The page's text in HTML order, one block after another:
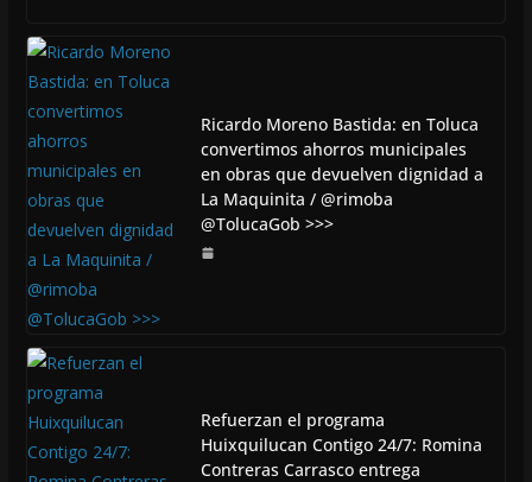
Ricardo Moreno Bastida: en Toluca
convertimos ahorros municipales
en obras que devuelven dignidad a
La Maquinita / @rimoba
@TolucaGob >>>
Refuerzan el programa
Huixquilucan Contigo 24/7: Romina
Contreras Carrasco entrega